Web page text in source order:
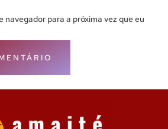
navegador para a próxima vez que eu